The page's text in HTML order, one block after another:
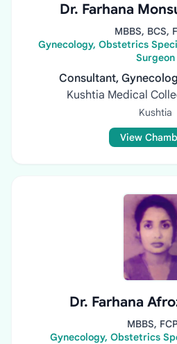
Dr. Farhana
MBBS, BCS,
Gynecology, Obstetrics
Surgeon
Consultant,
Kushtia Medical
Kushtia
View
Dr. Farhana
MBBS,
Gynecology, Obstetrics